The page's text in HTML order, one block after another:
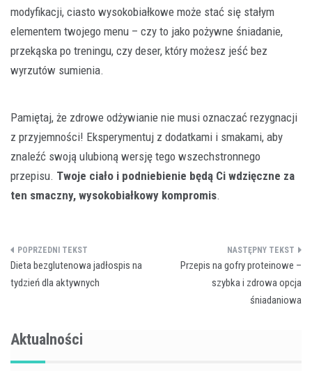
modyfikacji, ciasto wysokobiałkowe może stać się stałym
elementem twojego menu – czy to jako pożywne śniadanie,
przekąska po treningu, czy deser, który możesz jeść bez
wyrzutów sumienia.
Pamiętaj, że zdrowe odżywianie nie musi oznaczać rezygnacji
z przyjemności! Eksperymentuj z dodatkami i smakami, aby
znaleźć swoją ulubioną wersję tego wszechstronnego
przepisu. Twoje ciało i podniebienie będą Ci wdzięczne za
ten smaczny, wysokobiałkowy kompromis.
Nawigacja
wpisu
Dieta bezglutenowa jadłospis na
tydzień dla aktywnych
Przepis na gofry proteinowe –
szybka i zdrowa opcja
śniadaniowa
Aktualności